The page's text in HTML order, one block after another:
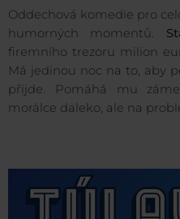
Oddechová komedie pro
humorných momentů.
firemního trezoru milion
Má jedinou noc na to, aby
přijde. Pomáhá mu
morálce daleko, ale na